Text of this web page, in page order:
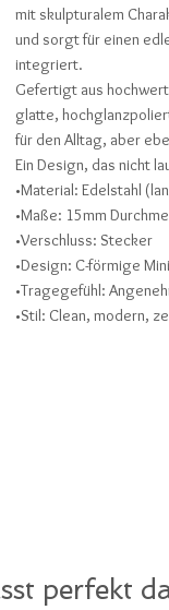
mit skulpturalem
und sorgt für einen
integriert.
Gefertigt aus
glatte,
für den Alltag, aber
Ein Design, das nicht
•Material: Edelstahl
•Maße: 15mm
•Verschluss: Stecker
•Design: C-förmige
•Tragegefühl:
•Stil: Clean, modern,
perfekt